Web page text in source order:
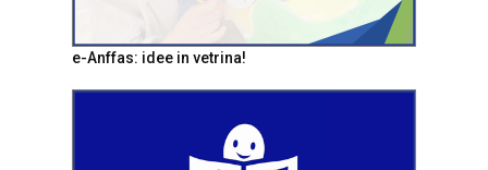
e-Anffas: idee in vetrina!